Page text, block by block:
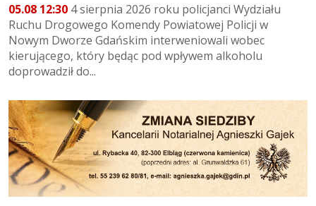
05.08 12:30 4 sierpnia 2026 roku policjanci Wydziału
Ruchu Drogowego Komendy Powiatowej Policji w
Nowym Dworze Gdańskim interweniowali wobec
kierującego, który będąc pod wpływem alkoholu
doprowadził do...